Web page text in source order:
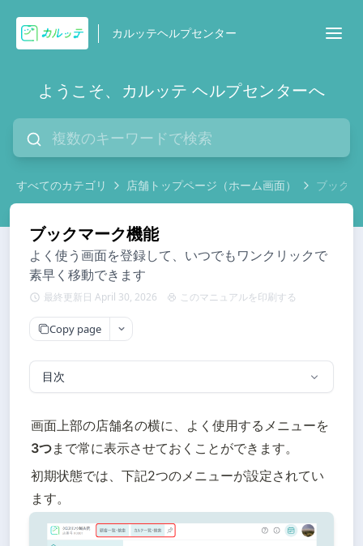
カルッテヘルプセンター
ようこそ、カルッテ ヘルプセンターへ
すべてのカテゴリ 店舗トップページ（ホーム画面） ブック
ブックマーク機能
よく使う画面を登録して、いつでもワンクリックで
素早く移動できます
最終更新日 April 30, 2026 このマニュアルを印刷する
Copy page
目次
画面上部の店舗名の横に、よく使用するメニューを
3つまで常に表示させておくことができます。
初期状態では、下記2つのメニューが設定されてい
ます。